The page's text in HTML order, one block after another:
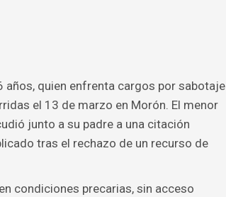
años, quien enfrenta cargos por sabotaje
el 13 de marzo en Morón. El menor
junto a su padre a una citación
tras el rechazo de un recurso de
condiciones precarias, sin acceso